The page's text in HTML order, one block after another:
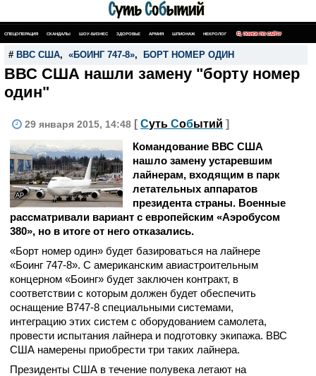
СПЕЦОПЕРАЦИЯ СКАНДАЛЫ ШОУ-БИЗНЕС ЗДОРОВЬЕ АРМИЯ ШПИОНАЖ НЕКРОЛОГ ПОИСК ПО САЙТУ
# ВВС США, «БОИНГ 747-8», БОРТ НОМЕР ОДИН
ВВС США нашли замену "борту номер
один"
29 января 2015, 14:48 [ Суть Событий ]
AP
Командование ВВС США
нашло замену устаревшим
лайнерам, входящим в парк
летательных аппаратов
президента страны. Военные
рассматривали вариант с европейским «Аэробусом
380», но в итоге от него отказались.
«Борт номер один» будет базироваться на лайнере
«Боинг 747-8». С американским авиастроительным
концерном «Боинг» будет заключен контракт, в
соответствии с которым должен будет обеспечить
оснащение B747-8 специальными системами,
интеграцию этих систем с оборудованием самолета,
провести испытания лайнера и подготовку экипажа. ВВС
США намерены приобрести три таких лайнера.
Президенты США в течение полувека летают на